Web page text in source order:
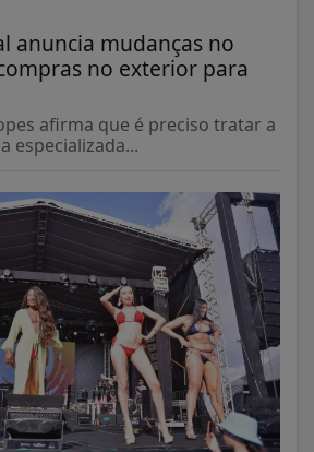
anuncia mudanças no
no exterior para
afirma que é preciso tratar a
especializada...